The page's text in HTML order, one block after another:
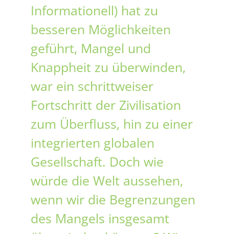
Informationell) hat zu
besseren Möglichkeiten
geführt, Mangel und
Knappheit zu überwinden,
war ein schrittweiser
Fortschritt der Zivilisation
zum Überfluss, hin zu einer
integrierten globalen
Gesellschaft. Doch wie
würde die Welt aussehen,
wenn wir die Begrenzungen
des Mangels insgesamt